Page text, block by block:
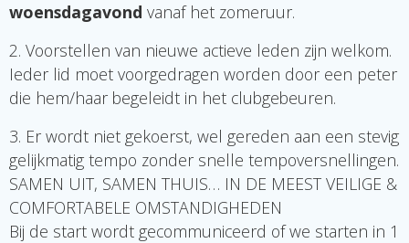
woensdagavond vanaf het zomeruur.
2. Voorstellen van nieuwe actieve leden zijn welkom.
Ieder lid moet voorgedragen worden door een peter
die hem/haar begeleidt in het clubgebeuren.
3. Er wordt niet gekoerst, wel gereden aan een stevig
gelijkmatig tempo zonder snelle tempoversnellingen.
SAMEN UIT, SAMEN THUIS… IN DE MEEST VEILIGE &
COMFORTABELE OMSTANDIGHEDEN
Bij de start wordt gecommuniceerd of we starten in 1